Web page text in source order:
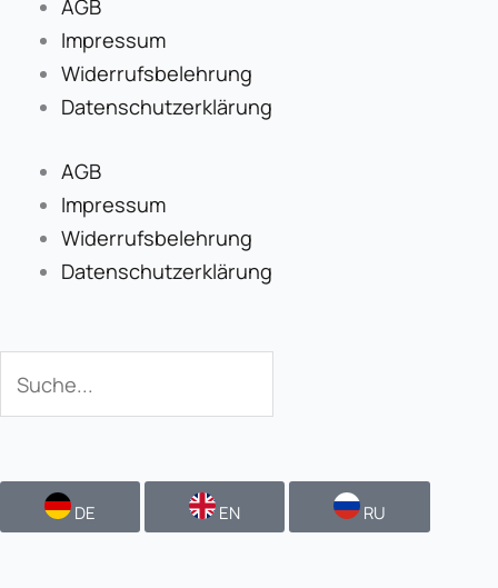
AGB
Impressum
Widerrufsbelehrung
Datenschutzerklärung
AGB
Impressum
Widerrufsbelehrung
Datenschutzerklärung
DE EN RU